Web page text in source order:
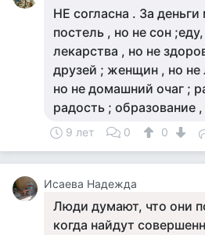
НЕ согласна . За
постель , но не сон
лекарства , но не
друзей ; женщин , но
но не домашний очаг ;
радость ; образование
9 лет 0 0
Исаева Надежда
Люди думают, что они
когда найдут